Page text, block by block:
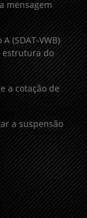
mensagem
(SDAT-VWB)
estrutura do
a cotação de
a suspensão